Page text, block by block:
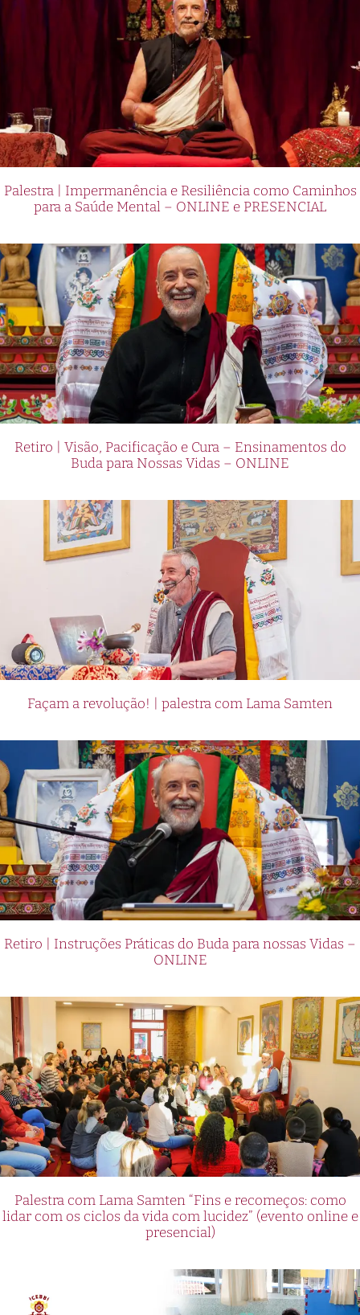
Palestra | Impermanência e Resiliência como Caminhos
para a Saúde Mental – ONLINE e PRESENCIAL
Retiro | Visão, Pacificação e Cura – Ensinamentos do
Buda para Nossas Vidas – ONLINE
Façam a revolução! | palestra com Lama Samten
Retiro | Instruções Práticas do Buda para nossas Vidas –
ONLINE
Palestra com Lama Samten “Fins e recomeços: como
lidar com os ciclos da vida com lucidez” (evento online e
presencial)